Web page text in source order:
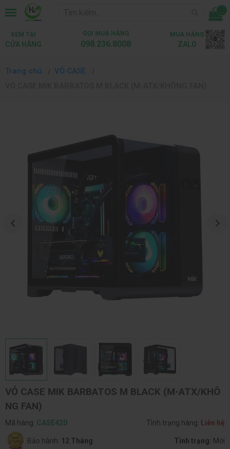
...
XEM TẠI
CỬA HÀNG
GỌI MUA HÀNG
098.236.8008
MUA HÀNG
ZALO
Trang chủ
VỎ CASE
VỎ CASE MIK BARBATOS M BLACK (M-ATX/KHÔ
NG FAN)
Mã hàng: CASE420 Tình trạng hàng: Liên hệ
Bảo hành: 12 Tháng Tình trạng: Mới